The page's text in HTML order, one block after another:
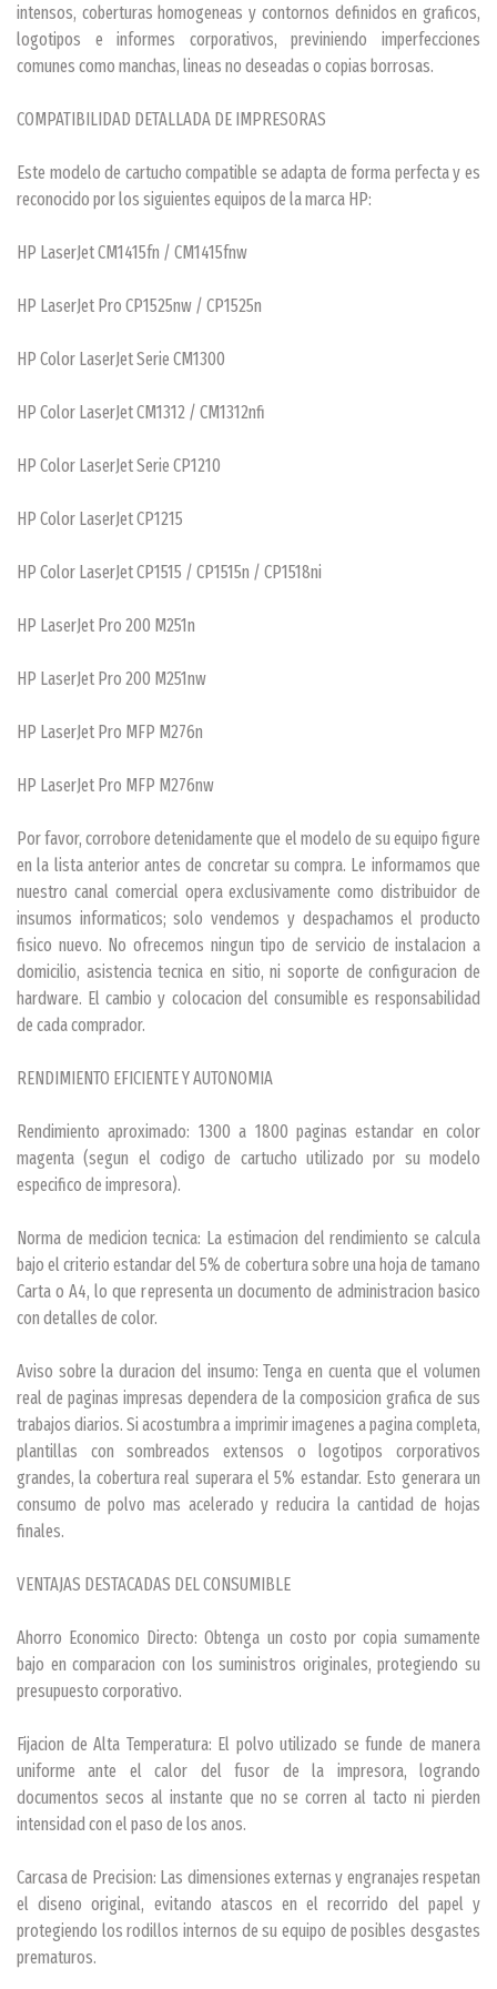
intensos, coberturas homogeneas y contornos definidos en graficos,
logotipos e informes corporativos, previniendo imperfecciones
comunes como manchas, lineas no deseadas o copias borrosas.
COMPATIBILIDAD DETALLADA DE IMPRESORAS
Este modelo de cartucho compatible se adapta de forma perfecta y es
reconocido por los siguientes equipos de la marca HP:
HP LaserJet CM1415fn / CM1415fnw
HP LaserJet Pro CP1525nw / CP1525n
HP Color LaserJet Serie CM1300
HP Color LaserJet CM1312 / CM1312nfi
HP Color LaserJet Serie CP1210
HP Color LaserJet CP1215
HP Color LaserJet CP1515 / CP1515n / CP1518ni
HP LaserJet Pro 200 M251n
HP LaserJet Pro 200 M251nw
HP LaserJet Pro MFP M276n
HP LaserJet Pro MFP M276nw
Por favor, corrobore detenidamente que el modelo de su equipo figure
en la lista anterior antes de concretar su compra. Le informamos que
nuestro canal comercial opera exclusivamente como distribuidor de
insumos informaticos; solo vendemos y despachamos el producto
fisico nuevo. No ofrecemos ningun tipo de servicio de instalacion a
domicilio, asistencia tecnica en sitio, ni soporte de configuracion de
hardware. El cambio y colocacion del consumible es responsabilidad
de cada comprador.
RENDIMIENTO EFICIENTE Y AUTONOMIA
Rendimiento aproximado: 1300 a 1800 paginas estandar en color
magenta (segun el codigo de cartucho utilizado por su modelo
especifico de impresora).
Norma de medicion tecnica: La estimacion del rendimiento se calcula
bajo el criterio estandar del 5% de cobertura sobre una hoja de tamano
Carta o A4, lo que representa un documento de administracion basico
con detalles de color.
Aviso sobre la duracion del insumo: Tenga en cuenta que el volumen
real de paginas impresas dependera de la composicion grafica de sus
trabajos diarios. Si acostumbra a imprimir imagenes a pagina completa,
plantillas con sombreados extensos o logotipos corporativos
grandes, la cobertura real superara el 5% estandar. Esto generara un
consumo de polvo mas acelerado y reducira la cantidad de hojas
finales.
VENTAJAS DESTACADAS DEL CONSUMIBLE
Ahorro Economico Directo: Obtenga un costo por copia sumamente
bajo en comparacion con los suministros originales, protegiendo su
presupuesto corporativo.
Fijacion de Alta Temperatura: El polvo utilizado se funde de manera
uniforme ante el calor del fusor de la impresora, logrando
documentos secos al instante que no se corren al tacto ni pierden
intensidad con el paso de los anos.
Carcasa de Precision: Las dimensiones externas y engranajes respetan
el diseno original, evitando atascos en el recorrido del papel y
protegiendo los rodillos internos de su equipo de posibles desgastes
prematuros.